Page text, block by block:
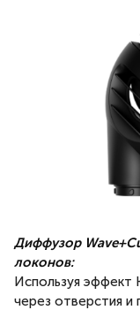
Диффузор
локонов:
Используя эффект
через отверстия и